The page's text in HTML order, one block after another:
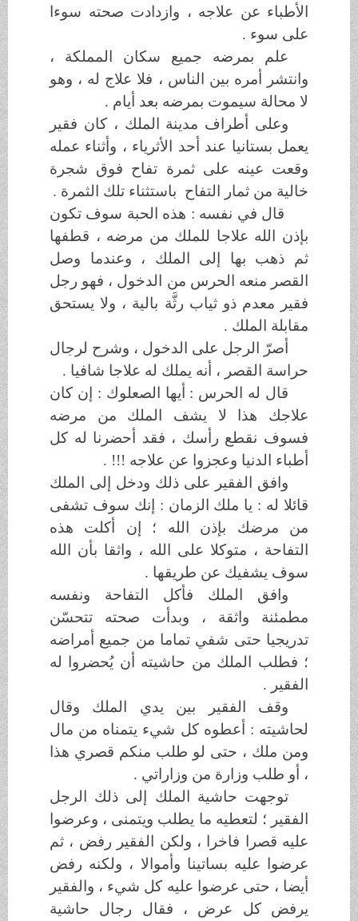
الأطباء عن علاجه ، وازدادت صحته سوءا
على سوء .
علم بمرضه جميع سكان المملكة ،
وانتشر أمره بين الناس ، فلا علاج له ، وهو
لا محالة سيموت بمرضه بعد أيام .
وعلى أطراف مدينة الملك ، كان فقير
يعمل بستانيا عند أحد الأثرياء ، وأثناء عمله
وقعت عينه على ثمرة تفاح فوق شجرة
خالية من ثمار التفاح باستثناء تلك الثمرة .
قال في نفسه : هذه الحبة سوف تكون
بإذن الله علاجا للملك من مرضه ، قطفها
ثم ذهب بها إلى الملك ، وعندما وصل
القصر منعه الحرس من الدخول ، فهو رجل
فقير معدم ذو ثياب رثَّة بالية ، ولا يستحق
مقابلة الملك .
أصرّ الرجل على الدخول ، وشرح لرجال
حراسة القصر ، أنه يملك له علاجا شافيا .
قال له الحرس : أيها الصعلوك : إن كان
علاجك هذا لا يشف الملك من مرضه
فسوف نقطع رأسك ، فقد أحضرنا له كل
أطباء الدنيا وعجزوا عن علاجه !!! .
وافق الفقير على ذلك ودخل إلى الملك
قائلا له : يا ملك الزمان : إنك سوف تشفى
من مرضك بإذن الله ؛ إن أكلت هذه
التفاحة ، متوكلا على الله ، واثقا بأن الله
سوف يشفيك عن طريقها .
وافق الملك فأكل التفاحة ونفسه
مطمئنة واثقة ، وبدأت صحته تتحسّن
تدريجيا حتى شفي تماما من جميع أمراضه
؛ فطلب الملك من حاشيته أن يُحضروا له
الفقير .
وقف الفقير بين يدي الملك وقال
لحاشيته : أعطوه كل شيء يتمناه من مال
ومن ملك ، حتى لو طلب منكم قصري هذا
، أو طلب وزارة من وزاراتي .
توجهت حاشية الملك إلى ذلك الرجل
الفقير ؛ لتعطيه ما يطلب ويتمنى ، وعرضوا
عليه قصرا فاخرا ، ولكن الفقير رفض ، ثم
عرضوا عليه بساتينا وأموالا ، ولكنه رفض
أيضا ، حتى عرضوا عليه كل شيء ، والفقير
يرفض كل عرض ، فقال رجال حاشية